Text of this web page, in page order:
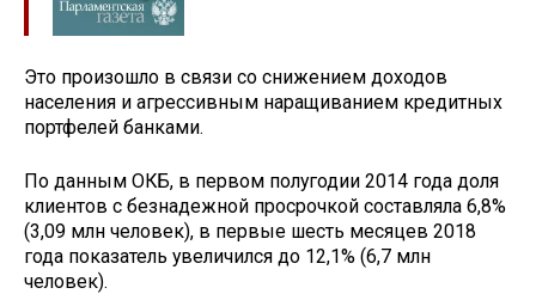
Это произошло в связи со снижением доходов
населения и агрессивным наращиванием кредитных
портфелей банками.
По данным ОКБ, в первом полугодии 2014 года доля
клиентов с безнадежной просрочкой составляла 6,8%
(3,09 млн человек), в первые шесть месяцев 2018
года показатель увеличился до 12,1% (6,7 млн
человек).